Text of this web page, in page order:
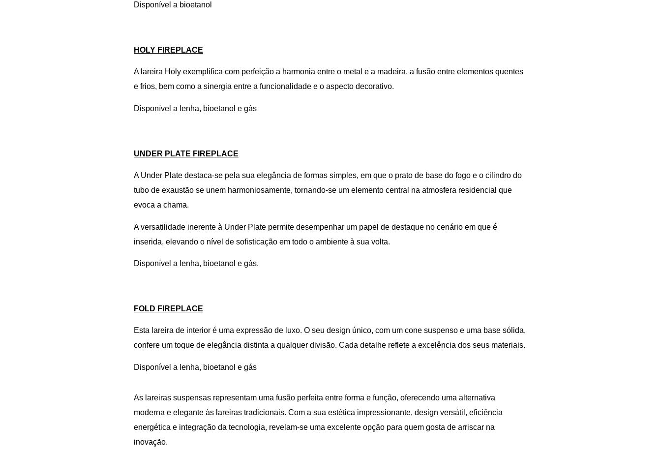
Disponível a bioetanol
HOLY FIREPLACE
A lareira Holy exemplifica com perfeição a harmonia entre o metal e a madeira, a fusão entre elementos quentes
e frios, bem como a sinergia entre a funcionalidade e o aspecto decorativo.
Disponível a lenha, bioetanol e gás
UNDER PLATE FIREPLACE
A Under Plate destaca-se pela sua elegância de formas simples, em que o prato de base do fogo e o cilindro do
tubo de exaustão se unem harmoniosamente, tornando-se um elemento central na atmosfera residencial que
evoca a chama.
A versatilidade inerente à Under Plate permite desempenhar um papel de destaque no cenário em que é
inserida, elevando o nível de sofisticação em todo o ambiente à sua volta.
Disponível a lenha, bioetanol e gás.
FOLD FIREPLACE
Esta lareira de interior é uma expressão de luxo. O seu design único, com um cone suspenso e uma base sólida,
confere um toque de elegância distinta a qualquer divisão. Cada detalhe reflete a excelência dos seus materiais.
Disponível a lenha, bioetanol e gás
As lareiras suspensas representam uma fusão perfeita entre forma e função, oferecendo uma alternativa
moderna e elegante às lareiras tradicionais. Com a sua estética impressionante, design versátil, eficiência
energética e integração da tecnologia, revelam-se uma excelente opção para quem gosta de arriscar na
inovação.